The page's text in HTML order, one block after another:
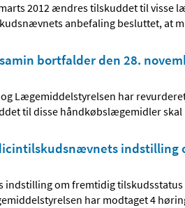
2012 ændres tilskuddet til
anbefaling besluttet, at
bortfalder den 28.
Lægemiddelstyrelsen har
til disse håndkøbslægemidler
indstilling om fremtidig
har modtaget 4